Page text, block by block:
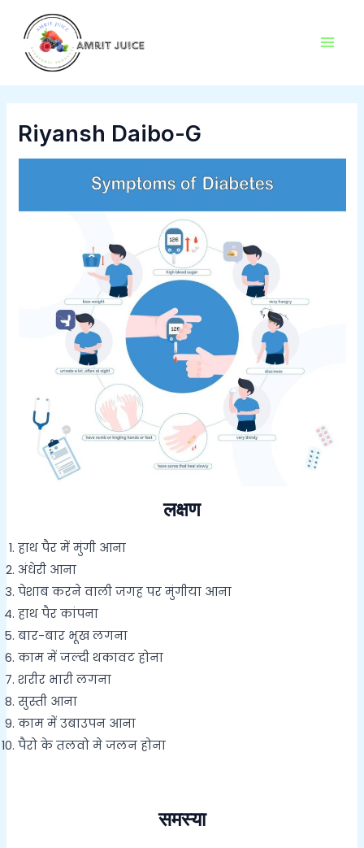
content
Riyansh Daibo-G
लक्षण
हाथ पैर में मुंगी आना
अंधेरी आना
पेशाब करने वाली जगह पर मुंगीया आना
हाथ पैर कांपना
बार-बार भूख लगना
काम में जल्दी थकावट होना
शरीर भारी लगना
सुस्ती आना
काम में उबाउपन आना
पैरो के तलवो मे जलन होना
समस्या